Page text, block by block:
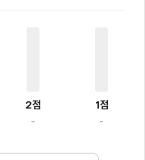
2점
-
1점
-